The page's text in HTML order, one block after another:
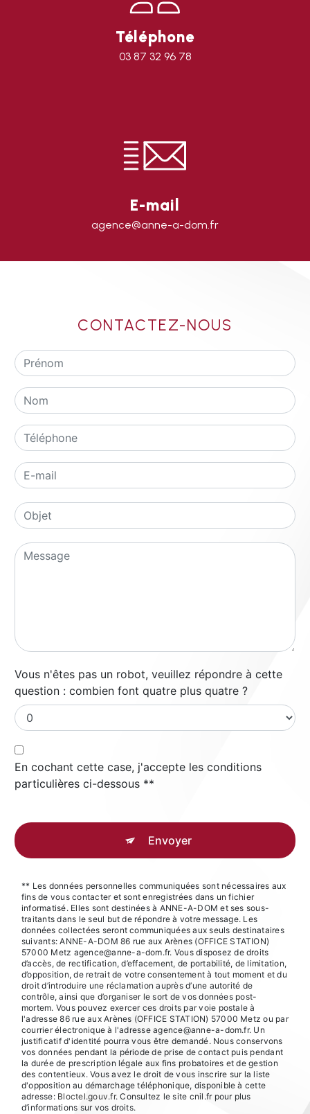
Téléphone
03 87 32 96 78
E-mail
agence@anne-a-dom.fr
CONTACTEZ-NOUS
Vous n'êtes pas un robot, veuillez répondre à cette
question : combien font quatre plus quatre ?
En cochant cette case, j'accepte les conditions
particulières ci-dessous **
Envoyer
** Les données personnelles communiquées sont nécessaires aux
fins de vous contacter et sont enregistrées dans un fichier
informatisé. Elles sont destinées à ANNE-A-DOM et ses sous-
traitants dans le seul but de répondre à votre message. Les
données collectées seront communiquées aux seuls destinataires
suivants: ANNE-A-DOM 86 rue aux Arènes (OFFICE STATION)
57000 Metz agence@anne-a-dom.fr. Vous disposez de droits
d’accès, de rectification, d’effacement, de portabilité, de limitation,
d’opposition, de retrait de votre consentement à tout moment et du
droit d’introduire une réclamation auprès d’une autorité de
contrôle, ainsi que d’organiser le sort de vos données post-
mortem. Vous pouvez exercer ces droits par voie postale à
l'adresse 86 rue aux Arènes (OFFICE STATION) 57000 Metz ou par
courrier électronique à l'adresse agence@anne-a-dom.fr. Un
justificatif d'identité pourra vous être demandé. Nous conservons
vos données pendant la période de prise de contact puis pendant
la durée de prescription légale aux fins probatoires et de gestion
des contentieux. Vous avez le droit de vous inscrire sur la liste
d'opposition au démarchage téléphonique, disponible à cette
adresse: Bloctel.gouv.fr. Consultez le site cnil.fr pour plus
d’informations sur vos droits.